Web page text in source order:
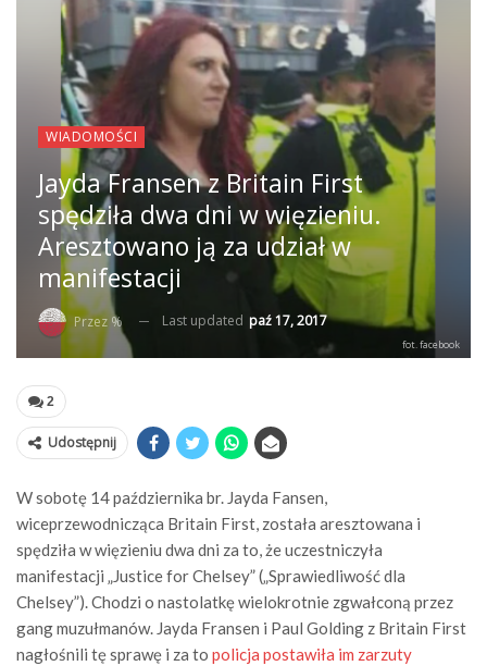
WIADOMOŚCI
Jayda Fransen z Britain First
spędziła dwa dni w więzieniu.
Aresztowano ją za udział w
manifestacji
Przez % Last updated paź 17, 2017
fot. facebook
2
Udostępnij
W sobotę 14 października br. Jayda Fansen,
wiceprzewodnicząca Britain First, została aresztowana i
spędziła w więzieniu dwa dni za to, że uczestniczyła
manifestacji „Justice for Chelsey” („Sprawiedliwość dla
Chelsey”). Chodzi o nastolatkę wielokrotnie zgwałconą przez
gang muzułmanów. Jayda Fransen i Paul Golding z Britain First
nagłośnili tę sprawę i za to policja postawiła im zarzuty